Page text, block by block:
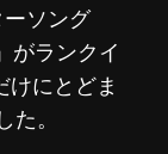
ソング
がランクイ
けにとどま
。